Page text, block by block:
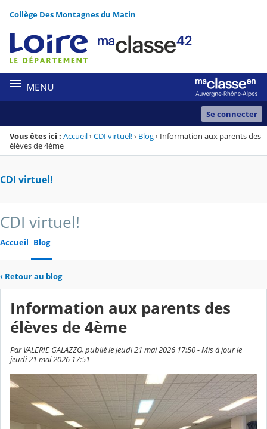
Menu de la rubrique
Contenu
Collège Des Montagnes du Matin
MENU
Se connecter
Vous êtes ici : Accueil›CDI virtuel!› Blog› Information aux parents des
élèves de 4ème
CDI virtuel!
CDI virtuel!
Accueil Blog
‹ Retour au blog
Information aux parents des
élèves de 4ème
Par VALERIE GALAZZO, publié le jeudi 21 mai 2026 17:50 - Mis à jour le
jeudi 21 mai 2026 17:51